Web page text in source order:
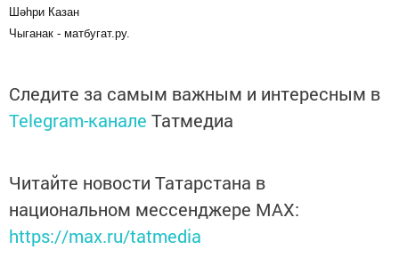
Шәһри Казан
Чыганак - матбугат.ру.
Следите за самым важным и интересным в
Telegram-канале Татмедиа
Читайте новости Татарстана в
национальном мессенджере MАХ:
https://max.ru/tatmedia